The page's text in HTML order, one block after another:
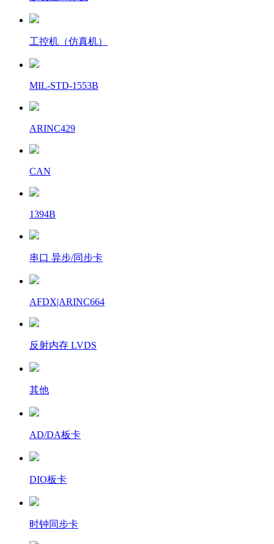
工控机（仿真机）
MIL-STD-1553B
ARINC429
CAN
1394B
串口 异步/同步卡
AFDX|ARINC664
反射内存 LVDS
其他
AD/DA板卡
DIO板卡
时钟同步卡